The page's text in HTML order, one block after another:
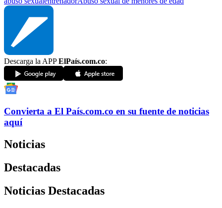
Descarga la APPElPaís.com.co:
Convierta a El País.com.co en su fuente de noticias
aquí
Noticias
Destacadas
Noticias Destacadas